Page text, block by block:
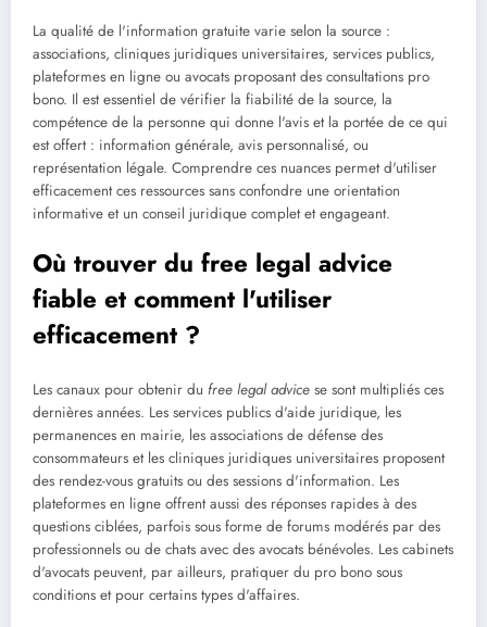
La qualité de l'information gratuite varie selon la source :
associations, cliniques juridiques universitaires, services publics,
plateformes en ligne ou avocats proposant des consultations pro
bono. Il est essentiel de vérifier la fiabilité de la source, la
compétence de la personne qui donne l'avis et la portée de ce qui
est offert : information générale, avis personnalisé, ou
représentation légale. Comprendre ces nuances permet d'utiliser
efficacement ces ressources sans confondre une orientation
informative et un conseil juridique complet et engageant.
Où trouver du free legal advice
fiable et comment l'utiliser
efficacement ?
Les canaux pour obtenir du free legal advice se sont multipliés ces
dernières années. Les services publics d'aide juridique, les
permanences en mairie, les associations de défense des
consommateurs et les cliniques juridiques universitaires proposent
des rendez-vous gratuits ou des sessions d'information. Les
plateformes en ligne offrent aussi des réponses rapides à des
questions ciblées, parfois sous forme de forums modérés par des
professionnels ou de chats avec des avocats bénévoles. Les cabinets
d'avocats peuvent, par ailleurs, pratiquer du pro bono sous
conditions et pour certains types d'affaires.